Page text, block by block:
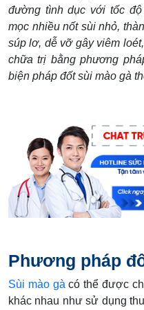
đường tình dục với tốc
mọc nhiều nốt sùi nhỏ,
súp lơ, dễ vỡ gây viêm
chữa trị bằng phương
biện pháp đốt sùi mào gà
Phương pháp
Sùi mào gà có thể được
khác nhau như sử dụng